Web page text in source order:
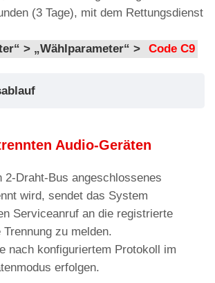
das Aktivieren oder
bei schraube .
Alarm
der Benachrichtigung bei
neu starten
zum Neustarten des Geräts.
wiederherstellen
zum Zurücksetzen des
auf die Werkseinstellungen.
wählt die erste
auf P100
die Leitstelle für die DTMF-
freigeschaltet ist, wird die
als DTMF-Töne übertragen.
> „Wählfunktion“ >Code
(3 Tage), mit dem Rettungsdienst
> „Wählparameter“ >
Code C9
Audio-Geräten
2-Draht-Bus angeschlossenes
wird, sendet das System
Serviceanruf an die registrierte
zu melden.
nach konfiguriertem Protokoll im
erfolgen.